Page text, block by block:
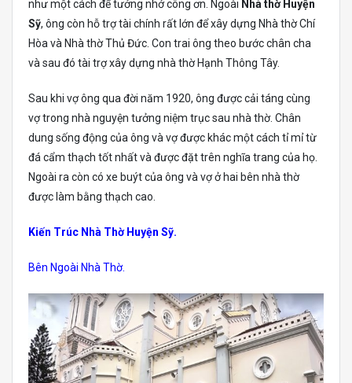
như một cách để tưởng nhớ công ơn. Ngoài Nhà thờ Huyện
Sỹ, ông còn hỗ trợ tài chính rất lớn để xây dựng Nhà thờ Chí
Hòa và Nhà thờ Thủ Đức. Con trai ông theo bước chân cha
và sau đó tài trợ xây dựng nhà thờ Hạnh Thông Tây.
Sau khi vợ ông qua đời năm 1920, ông được cải táng cùng
vợ trong nhà nguyện tưởng niệm trục sau nhà thờ. Chân
dung sống động của ông và vợ được khác một cách tỉ mỉ từ
đá cẩm thạch tốt nhất và được đặt trên nghĩa trang của họ.
Ngoài ra còn có xe buýt của ông và vợ ở hai bên nhà thờ
được làm bằng thạch cao.
Kiến Trúc Nhà Thờ Huyện Sỹ.
Bên Ngoài Nhà Thờ.